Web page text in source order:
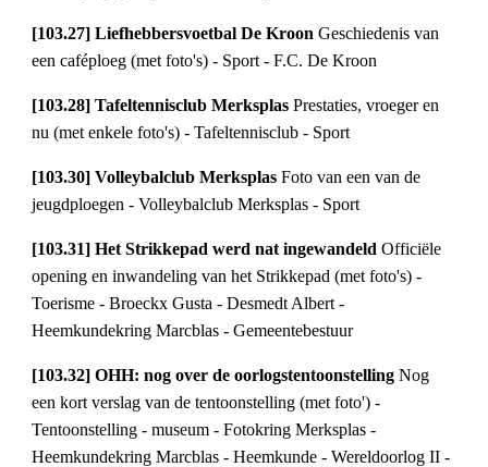
[103.27] Liefhebbersvoetbal De Kroon Geschiedenis van
een caféploeg (met foto's) - Sport - F.C. De Kroon
[103.28] Tafeltennisclub Merksplas Prestaties, vroeger en
nu (met enkele foto's) - Tafeltennisclub - Sport
[103.30] Volleybalclub Merksplas Foto van een van de
jeugdploegen - Volleybalclub Merksplas - Sport
[103.31] Het Strikkepad werd nat ingewandeld Officiële
opening en inwandeling van het Strikkepad (met foto's) -
Toerisme - Broeckx Gusta - Desmedt Albert -
Heemkundekring Marcblas - Gemeentebestuur
[103.32] OHH: nog over de oorlogstentoonstelling Nog
een kort verslag van de tentoonstelling (met foto') -
Tentoonstelling - museum - Fotokring Merksplas -
Heemkundekring Marcblas - Heemkunde - Wereldoorlog II -